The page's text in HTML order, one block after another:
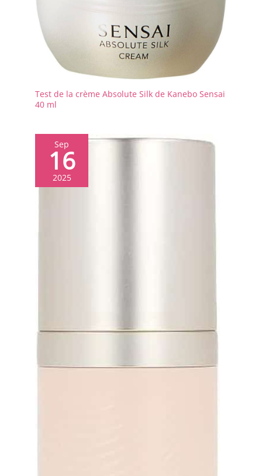
Test de la crème Absolute Silk de Kanebo Sensai
40 ml
Sep
16
2025